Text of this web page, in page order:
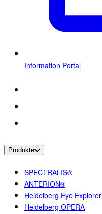
Information Portal
Produkte
SPECTRALIS®
ANTERION®
Heidelberg Eye Explorer
Heidelberg OPERA